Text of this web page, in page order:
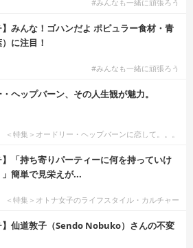
#みんなも一緒に頑張ろう
】みんな！ゴハンだよ ポピュラー食材・青
に注目！
#みんなも一緒に頑張ろう
ヘップバーン、その人生観が魅力。
＜特集＞オードリー・ヘップバーンに恋して。。。
】「持ち寄りパーティーに何を持っていけ
簡単で見栄えが...
＜特集＞オトナ女子のライフスタイル・カルチャー
】仙道敦子（Sendo Nobuko）さんの不変